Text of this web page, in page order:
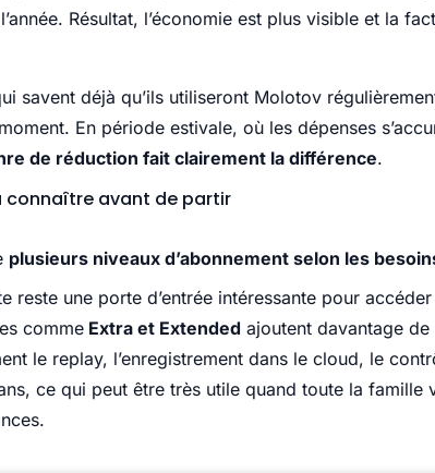
Résultat, l’économie est plus visible et la
savent déjà qu’ils utiliseront Molotov
En période estivale, où les dépenses
de réduction fait clairement la différence.
connaître avant de partir
plusieurs niveaux d’abonnement selon les
reste une porte d’entrée intéressante pour
comme Extra et Extended ajoutent davantage
le replay, l’enregistrement dans le cloud, le
ce qui peut être très utile quand toute la